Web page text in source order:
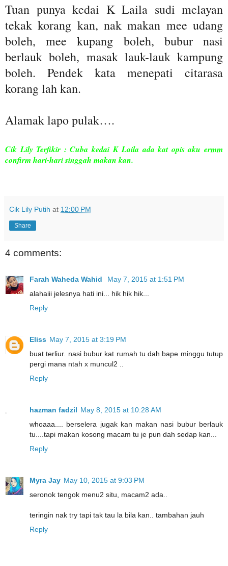
Tuan punya kedai K Laila sudi melayan
tekak korang kan, nak makan mee udang
boleh, mee kupang boleh, bubur nasi
berlauk boleh, masak lauk-lauk kampung
boleh. Pendek kata menepati citarasa
korang lah kan.
Alamak lapo pulak….
Cik Lily Terfikir : Cuba kedai K Laila ada kat opis aku ermm
confirm hari-hari singgah makan kan.
Cik Lily Putih at 12:00 PM
Share
4 comments:
Farah Waheda Wahid
May 7, 2015 at 1:51 PM
alahaiii jelesnya hati ini... hik hik hik...
Reply
Eliss May 7, 2015 at 3:19 PM
buat terliur. nasi bubur kat rumah tu dah bape minggu tutup
pergi mana ntah x muncul2 ..
Reply
hazman fadzil May 8, 2015 at 10:28 AM
whoaaa.... berselera jugak kan makan nasi bubur berlauk
tu....tapi makan kosong macam tu je pun dah sedap kan...
Reply
Myra Jay May 10, 2015 at 9:03 PM
seronok tengok menu2 situ, macam2 ada..
teringin nak try tapi tak tau la bila kan.. tambahan jauh
Reply